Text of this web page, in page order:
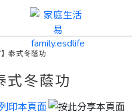
泰式冬蔭功
式冬蔭功